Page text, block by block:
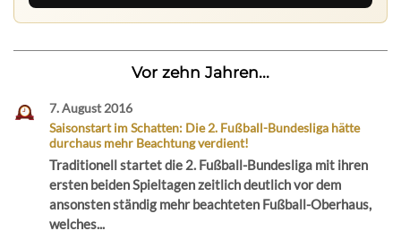
Vor zehn Jahren...
7. August 2016
Saisonstart im Schatten: Die 2. Fußball-Bundesliga hätte
durchaus mehr Beachtung verdient!
Traditionell startet die 2. Fußball-Bundesliga mit ihren
ersten beiden Spieltagen zeitlich deutlich vor dem
ansonsten ständig mehr beachteten Fußball-Oberhaus,
welches...